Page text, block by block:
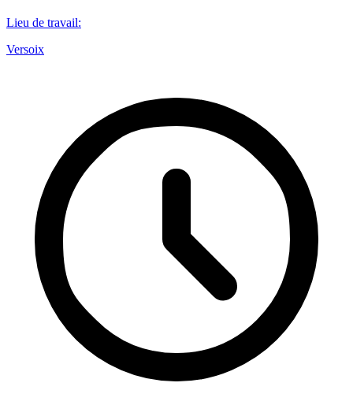
Lieu de travail:
Versoix